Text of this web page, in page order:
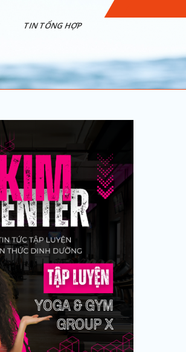
TIN TỔNG HỢP